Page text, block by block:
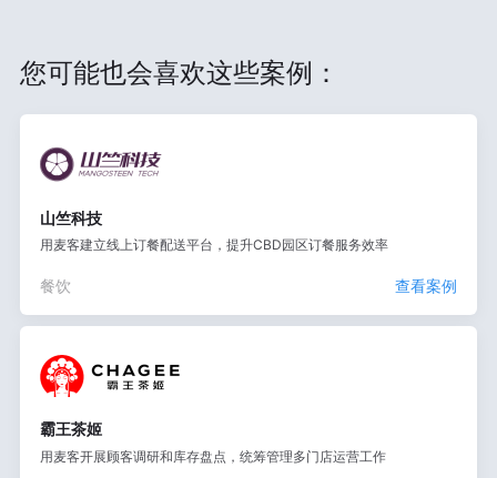
您可能也会喜欢这些案例：
山竺科技
用麦客建立线上订餐配送平台，提升CBD园区订餐服务效率
餐饮 查看案例
霸王茶姬
用麦客开展顾客调研和库存盘点，统筹管理多门店运营工作